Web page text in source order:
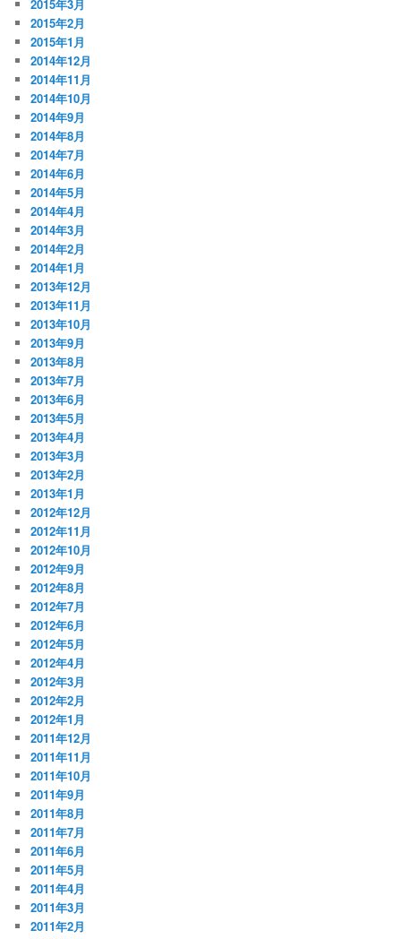
2015年3月
2015年2月
2015年1月
2014年12月
2014年11月
2014年10月
2014年9月
2014年8月
2014年7月
2014年6月
2014年5月
2014年4月
2014年3月
2014年2月
2014年1月
2013年12月
2013年11月
2013年10月
2013年9月
2013年8月
2013年7月
2013年6月
2013年5月
2013年4月
2013年3月
2013年2月
2013年1月
2012年12月
2012年11月
2012年10月
2012年9月
2012年8月
2012年7月
2012年6月
2012年5月
2012年4月
2012年3月
2012年2月
2012年1月
2011年12月
2011年11月
2011年10月
2011年9月
2011年8月
2011年7月
2011年6月
2011年5月
2011年4月
2011年3月
2011年2月